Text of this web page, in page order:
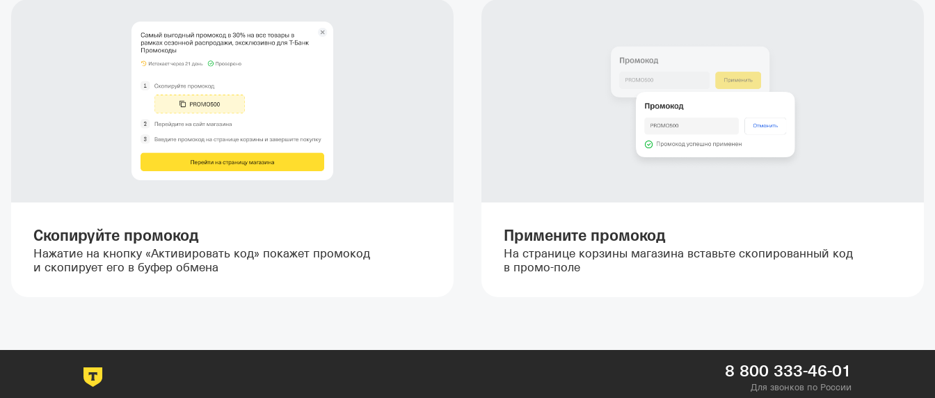
Скопируйте промокод
Нажатие на кнопку «Активировать код» покажет промокод
и скопирует его в буфер обмена
Примените промокод
На странице корзины магазина вставьте скопированный код
в промо-поле
8 800 333-46-01
Для звонков по России